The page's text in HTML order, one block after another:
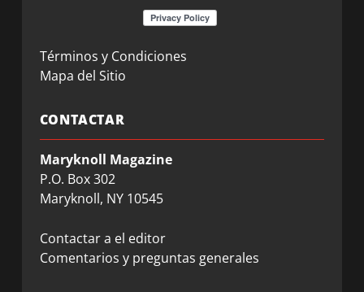
Términos y Condiciones
Mapa del Sitio
CONTACTAR
Maryknoll Magazine
P.O. Box 302
Maryknoll, NY 10545
Contactar a el editor
Comentarios y preguntas generales